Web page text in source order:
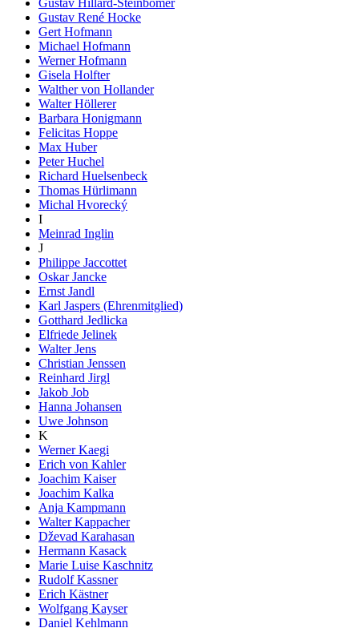
Gustav René Hocke
Gert Hofmann
Michael Hofmann
Werner Hofmann
Gisela Holfter
Walther von Hollander
Walter Höllerer
Barbara Honigmann
Felicitas Hoppe
Max Huber
Peter Huchel
Richard Huelsenbeck
Thomas Hürlimann
Michal Hvorecký
I
Meinrad Inglin
J
Philippe Jaccottet
Oskar Jancke
Ernst Jandl
Karl Jaspers (Ehrenmitglied)
Gotthard Jedlicka
Elfriede Jelinek
Walter Jens
Christian Jenssen
Reinhard Jirgl
Jakob Job
Hanna Johansen
Uwe Johnson
K
Werner Kaegi
Erich von Kahler
Joachim Kaiser
Joachim Kalka
Anja Kampmann
Walter Kappacher
Dževad Karahasan
Hermann Kasack
Marie Luise Kaschnitz
Rudolf Kassner
Erich Kästner
Wolfgang Kayser
Daniel Kehlmann